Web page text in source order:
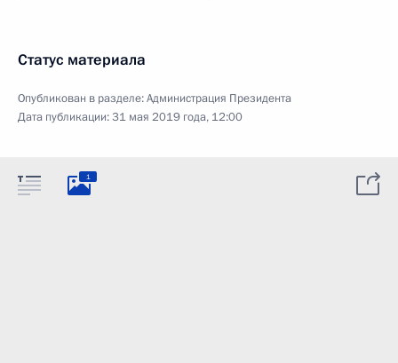
Статус материала
Опубликован в разделе:Администрация Президента
Дата публикации:31 мая 2019 года, 12:00
1